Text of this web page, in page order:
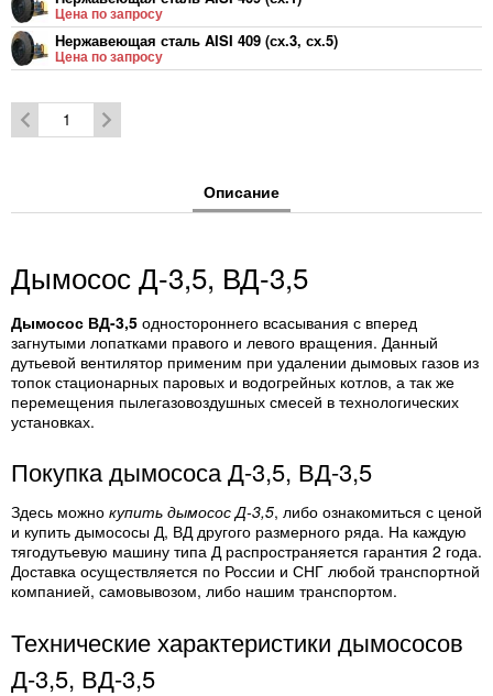
Цена по запросу
Нержавеющая сталь AISI 409 (сх.3, сх.5)
Цена по запросу
Цена по запросу
Нержавеющая сталь 12Х18Н10Т (сх.3, сх.5)
Цена по запросу
Описание
Дымосос Д-3,5, ВД-3,5
Дымосос ВД-3,5 одностороннего всасывания с вперед
загнутыми лопатками правого и левого вращения. Данный
дутьевой вентилятор применим при удалении дымовых газов из
топок стационарных паровых и водогрейных котлов, а так же
перемещения пылегазовоздушных смесей в технологических
установках.
Покупка дымососа Д-3,5, ВД-3,5
Здесь можно купить дымосос Д-3,5, либо ознакомиться с ценой
и купить дымососы Д, ВД другого размерного ряда. На каждую
тягодутьевую машину типа Д распространяется гарантия 2 года.
Доставка осуществляется по России и СНГ любой транспортной
компанией, самовывозом, либо нашим транспортом.
Технические характеристики дымососов
Д-3,5, ВД-3,5